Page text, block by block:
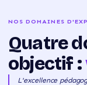
NOS DOMAINES
Quatre
objectif :
L'excellence